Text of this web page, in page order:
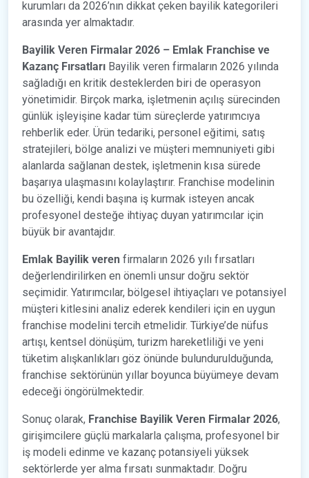
kurumları da 2026’nın dikkat çeken bayilik kategorileri
arasında yer almaktadır.
Bayilik Veren Firmalar 2026 – Emlak Franchise ve
Kazanç Fırsatları Bayilik veren firmaların 2026 yılında
sağladığı en kritik desteklerden biri de operasyon
yönetimidir. Birçok marka, işletmenin açılış sürecinden
günlük işleyişine kadar tüm süreçlerde yatırımcıya
rehberlik eder. Ürün tedariki, personel eğitimi, satış
stratejileri, bölge analizi ve müşteri memnuniyeti gibi
alanlarda sağlanan destek, işletmenin kısa sürede
başarıya ulaşmasını kolaylaştırır. Franchise modelinin
bu özelliği, kendi başına iş kurmak isteyen ancak
profesyonel desteğe ihtiyaç duyan yatırımcılar için
büyük bir avantajdır.
Emlak Bayilik veren firmaların 2026 yılı fırsatları
değerlendirilirken en önemli unsur doğru sektör
seçimidir. Yatırımcılar, bölgesel ihtiyaçları ve potansiyel
müşteri kitlesini analiz ederek kendileri için en uygun
franchise modelini tercih etmelidir. Türkiye’de nüfus
artışı, kentsel dönüşüm, turizm hareketliliği ve yeni
tüketim alışkanlıkları göz önünde bulundurulduğunda,
franchise sektörünün yıllar boyunca büyümeye devam
edeceği öngörülmektedir.
Sonuç olarak, Franchise Bayilik Veren Firmalar 2026,
girişimcilere güçlü markalarla çalışma, profesyonel bir
iş modeli edinme ve kazanç potansiyeli yüksek
sektörlerde yer alma fırsatı sunmaktadır. Doğru